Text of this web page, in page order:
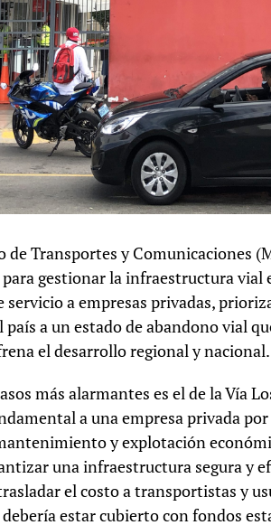
de Transportes y Comunicaciones
gestionar la infraestructura vial
servicio a empresas privadas,
país a un estado de abandono vial
el desarrollo regional y nacional.
más alarmantes es el de la Vía
a una empresa privada
y explotación
una infraestructura segura y
el costo a transportistas y
estar cubierto con fondos